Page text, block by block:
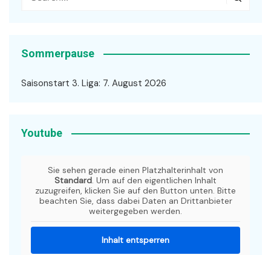
Sommerpause
Saisonstart 3. Liga: 7. August 2026
Youtube
Sie sehen gerade einen Platzhalterinhalt von
Standard. Um auf den eigentlichen Inhalt
zuzugreifen, klicken Sie auf den Button unten. Bitte
beachten Sie, dass dabei Daten an Drittanbieter
weitergegeben werden.
Inhalt entsperren